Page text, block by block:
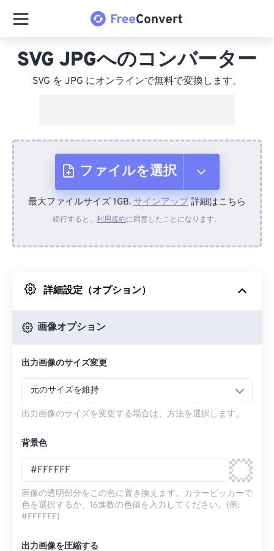
SVG JPGへのコンバーター
SVG を JPG にオンラインで無料で変換します。
ファイルを選択
デバイスから
Googleドライブから
URLから
最大ファイルサイズ 1GB. サインアップ詳細はこちら
続行すると、 利用規約に同意したことになります。
詳細設定（オプション）
画像オプション
出力画像のサイズ変更
元のサイズを維持
出力画像のサイズを変更する場合は、方法を選択します。
背景色
画像の透明部分をこの色に置き換えます。カラーピッカーで
色を選択するか、16進数の色値を入力してください。(例:
#FFFFFF)
出力画像を圧縮する